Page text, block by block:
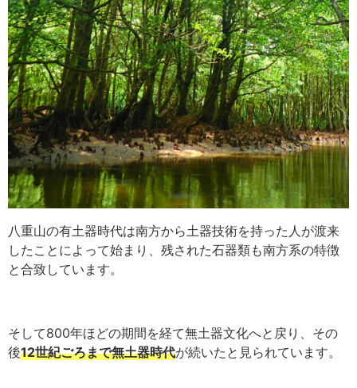
八重山の有土器時代は南方から土器技術を持った人が渡来
したことによって始まり、残された石器類も南方系の特徴
と合致しています。
そして800年ほどの期間を経て無土器文化へと戻り、その
後12世紀ごろまで無土器時代が続いたと見られています。